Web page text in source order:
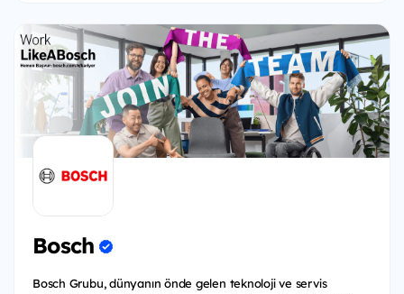
Bosch
Bosch Grubu, dünyanın önde gelen teknoloji ve servis